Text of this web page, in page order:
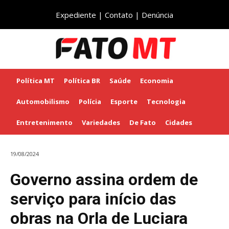
Expediente | Contato | Denúncia
Política MT Política BR Saúde Economia
Automobilismo Polícia Esporte Tecnologia
Entretenimento Variedades De Fato Cidades
19/08/2024
Governo assina ordem de
serviço para início das
obras na Orla de Luciara